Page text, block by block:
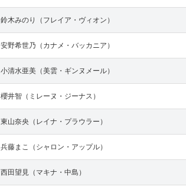
鈴木みのり（フレイア・ヴィオン）
安野希世乃（カナメ・バッカニア）
小清水亜美（美雲・ギンヌメール）
櫻井智（ミレーヌ・ジーナス）
東山奈央（レイナ・プラウラー）
兵藤まこ（シャロン・アップル）
西田望見（マキナ・中島）